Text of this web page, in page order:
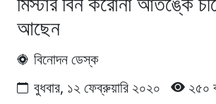
আছেন
বিনোদন ডেস্ক
বুধবার, ১২ ফেব্রুয়ারি ২০২০
২৫০